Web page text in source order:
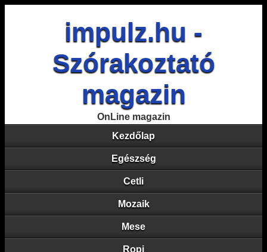
impulz.hu -
Szórakoztató
magazin
OnLine magazin
Kezdőlap
Egészség
Cetli
Mozaik
Mese
Ropi